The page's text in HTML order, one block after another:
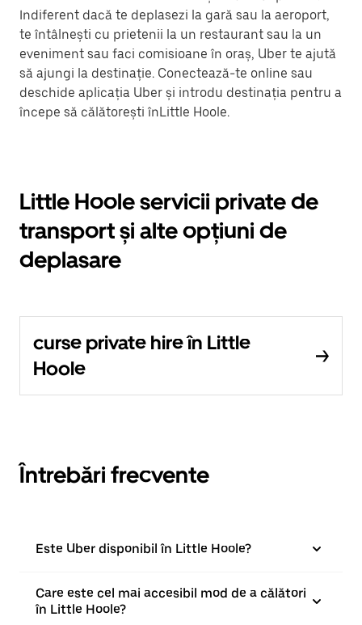
Indiferent dacă te deplasezi la gară sau la aeroport,
te întâlnești cu prietenii la un restaurant sau la un
eveniment sau faci comisioane în oraș, Uber te ajută
să ajungi la destinație. Conectează-te online sau
deschide aplicația Uber și introdu destinația pentru a
începe să călătorești înLittle Hoole.
Little Hoole servicii private de
transport și alte opțiuni de
deplasare
curse private hire în Little
Hoole
Întrebări frecvente
Este Uber disponibil în Little Hoole?
Care este cel mai accesibil mod de a călători
în Little Hoole?